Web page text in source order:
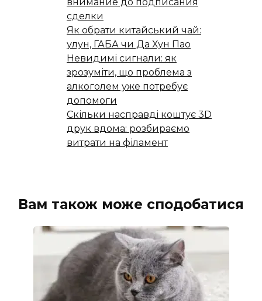
внимание до подписания
сделки
Як обрати китайський чай:
улун, ГАБА чи Да Хун Пао
Невидимі сигнали: як
зрозуміти, що проблема з
алкоголем уже потребує
допомоги
Скільки насправді коштує 3D
друк вдома: розбираємо
витрати на філамент
Вам також може сподобатися